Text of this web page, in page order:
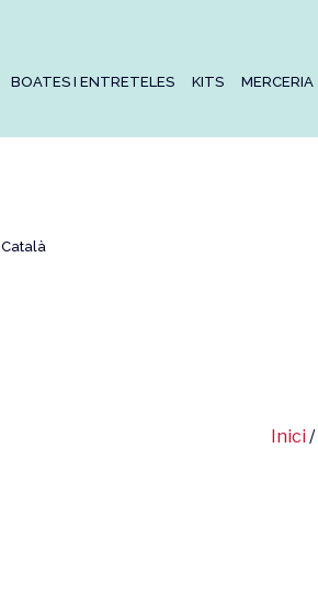
BOATES I ENTRETELES KITS MERCERIA
Català
Inici /